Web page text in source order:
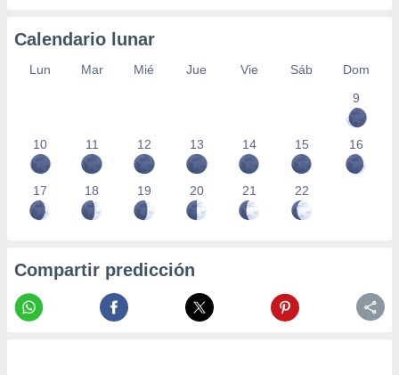
Calendario lunar
Lun Mar Mié Jue Vie Sáb
Dom
9
10 11 12 13 14 15 16
17 18 19 20 21 22
Compartir predicción